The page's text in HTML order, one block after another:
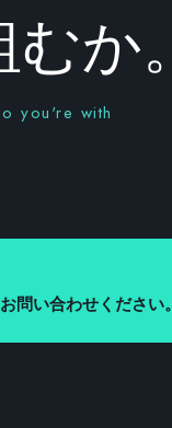
か。
you're with
問い合わせください。